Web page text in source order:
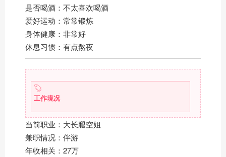
是否喝酒：不太喜欢喝酒
爱好运动：常常锻炼
身体健康：非常好
休息习惯：有点熬夜
工作境况
当前职业：大长腿空姐
兼职情况：伴游
年收相关：27万